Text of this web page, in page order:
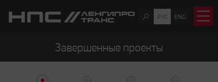
РУС ENG
Завершенные проекты